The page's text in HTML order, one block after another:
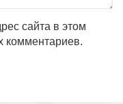
сайта в этом
комментариев.